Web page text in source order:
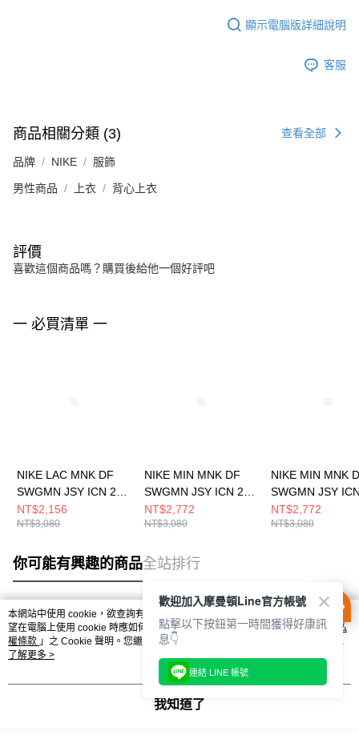
顯示電腦版詳細說明
客服
商品相關分類 (3) 查看全部
品牌 NIKE 服飾
男性商品 上衣 背心上衣
評價
喜歡這個商品嗎？購買後給他一個好評吧
一 必買清單 一
NIKE LAC MNK DF
SWGMN JSY ICN 24
男 籃球背心
FQ4702422
NT$2,156
NT$3,080
NIKE MIN MNK DF
SWGMN JSY ICN 22
男 籃球背心
DN2013427
NT$2,772
NT$3,080
NIKE MIN MNK
SWGMN JSY
男 籃球背心
DN2013427
NT$2,772
NT$3,080
你可能有興趣的商品全站排行
熱門標籤
本網站中使用 cookie，欲查詢有關本網站使用 cookie 方式之詳情，及若您不希
望在電腦上使用 cookie 時應如何變更電腦的 cookie 設定，請參閱本網站「
隱私
權條款 」之 Cookie 聲明。您繼續使用本網站即表示您同意本公司得按本網站使
用條款之 Cookie 聲明使用 cookie。
了解更多 >
我知道了
歡迎加入摩曼頓Line官方帳號
點擊以下按鈕第一時間獲得好康訊
息👇
連結 LINE 帳號